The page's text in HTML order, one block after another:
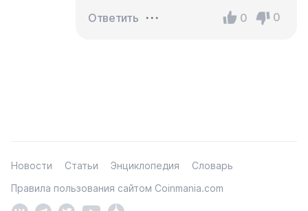
Ответить
0 0
Новости Статьи Энциклопедия
Словарь
Правила пользования сайтом Coinmania.com